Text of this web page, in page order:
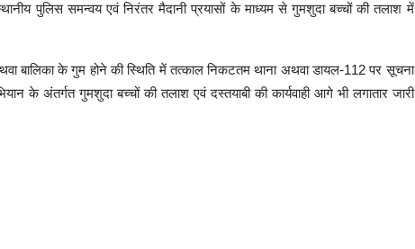
पुलिस समन्वय एवं निरंतर मैदानी प्रयासों के माध्यम से गुमशुदा बच्चों की तलाश में
के गुम होने की स्थिति में तत्काल निकटतम थाना अथवा डायल-112 पर सूचना
के अंतर्गत गुमशुदा बच्चों की तलाश एवं दस्तयाबी की कार्यवाही आगे भी लगातार जारी